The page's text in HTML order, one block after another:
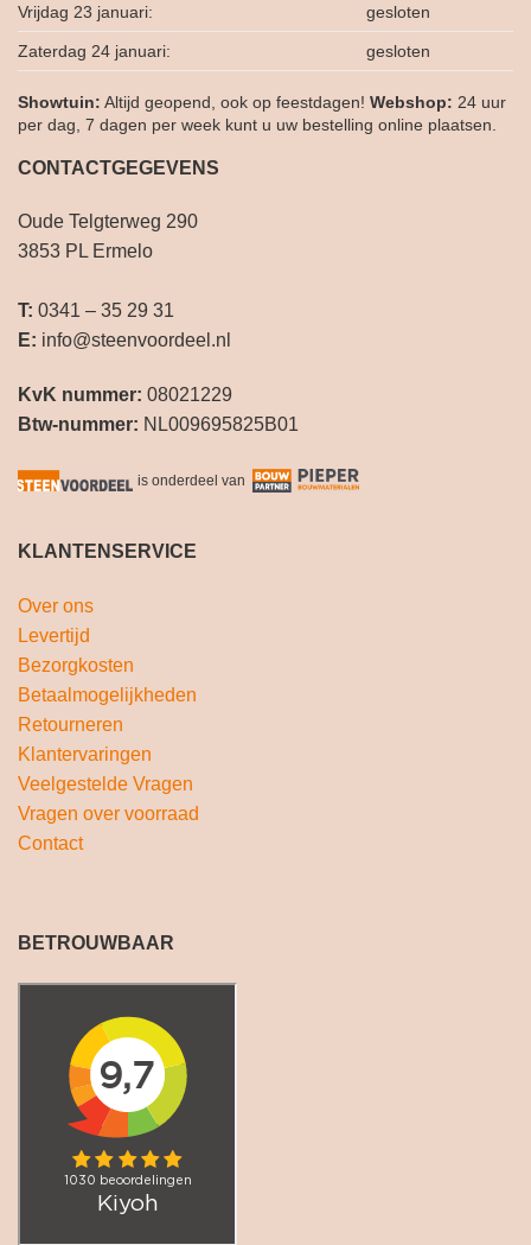
Vrijdag 23 januari: gesloten
Zaterdag 24 januari: gesloten
Showtuin: Altijd geopend, ook op feestdagen! Webshop: 24 uur
per dag, 7 dagen per week kunt u uw bestelling online plaatsen.
CONTACTGEGEVENS
Oude Telgterweg 290
3853 PL Ermelo
T: 0341 – 35 29 31
E: info@steenvoordeel.nl
KvK nummer: 08021229
Btw-nummer: NL009695825B01
is onderdeel van
KLANTENSERVICE
Over ons
Levertijd
Bezorgkosten
Betaalmogelijkheden
Retourneren
Klantervaringen
Veelgestelde Vragen
Vragen over voorraad
Contact
BETROUWBAAR